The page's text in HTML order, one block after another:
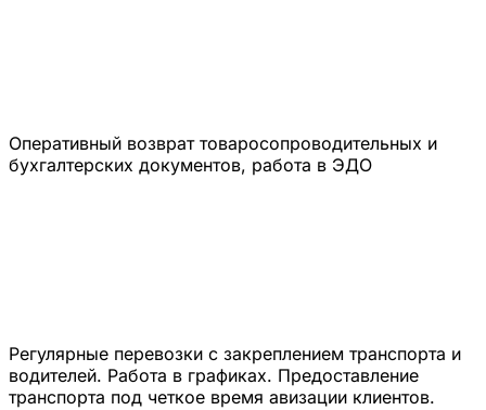
Оперативный возврат товаросопроводительных и
бухгалтерских документов, работа в ЭДО
Регулярные перевозки с закреплением транспорта и
водителей. Работа в графиках. Предоставление
транспорта под четкое время авизации клиентов.